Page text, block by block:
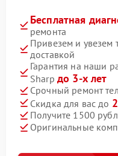
Бесплатная
ремонта
Привезем и увезем
доставкой
Гарантия на наши
Sharp до 3-х лет
Срочный ремонт
Скидка для вас до
Получите 1500
Оригинальные